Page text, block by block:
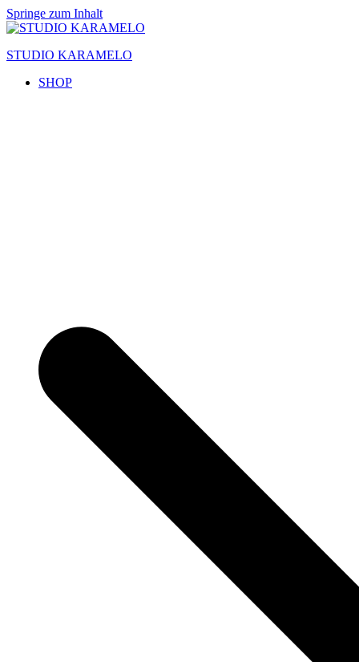
Springe zum Inhalt
STUDIO KARAMELO
SHOP